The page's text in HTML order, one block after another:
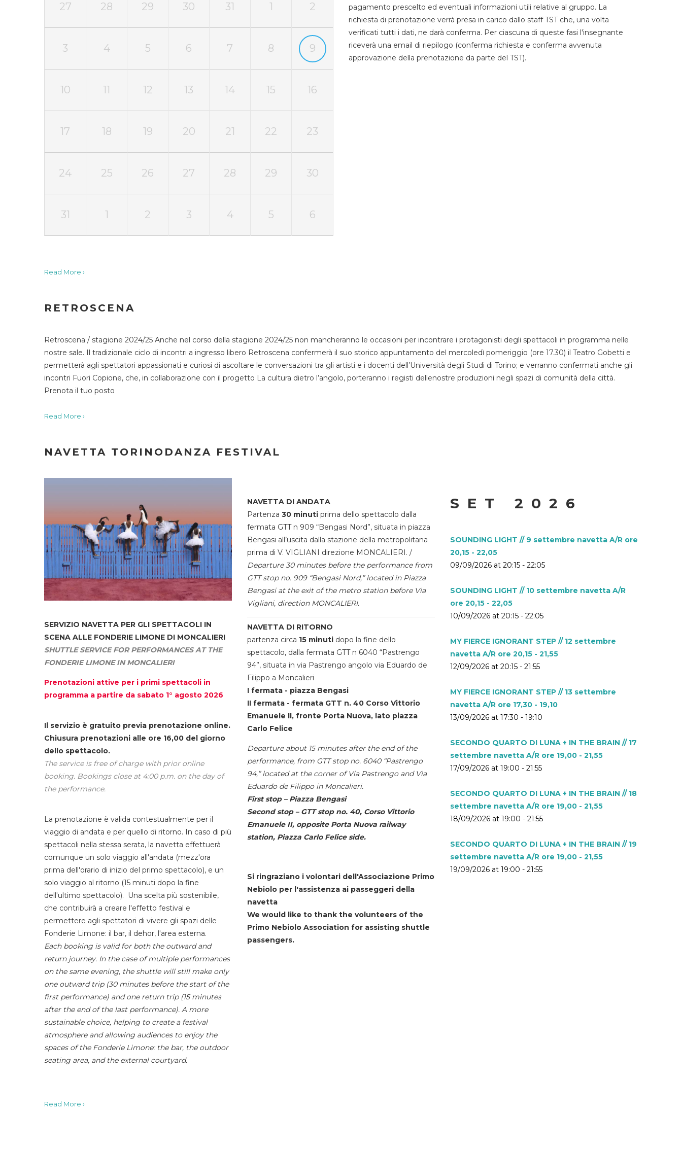
27 28 29 30 31 1 2
3 4 5 6 7 8 9
10 11 12 13 14 15 16
17 18 19 20 21 22 23
24 25 26 27 28 29 30
31 1 2 3 4 5 6
pagamento prescelto ed eventuali informazioni utili relative al gruppo. La
richiesta di prenotazione verrà presa in carico dallo staff TST che, una volta
verificati tutti i dati, ne darà conferma. Per ciascuna di queste fasi l'insegnante
riceverà una email di riepilogo (conferma richiesta e conferma avvenuta
approvazione della prenotazione da parte del TST).
Read More ›
RETROSCENA
Retroscena / stagione 2024/25 Anche nel corso della stagione 2024/25 non mancheranno le occasioni per incontrare i protagonisti degli spettacoli in programma nelle
nostre sale. Il tradizionale ciclo di incontri a ingresso libero Retroscena confermerà il suo storico appuntamento del mercoledì pomeriggio (ore 17.30) il Teatro Gobetti e
permetterà agli spettatori appassionati e curiosi di ascoltare le conversazioni tra gli artisti e i docenti dell’Università degli Studi di Torino; e verranno confermati anche gli
incontri Fuori Copione, che, in collaborazione con il progetto La cultura dietro l’angolo, porteranno i registi dellenostre produzioni negli spazi di comunità della città.
Prenota il tuo posto
Read More ›
NAVETTA TORINODANZA FESTIVAL
SERVIZIO NAVETTA PER GLI SPETTACOLI IN
SCENA ALLE FONDERIE LIMONE DI MONCALIERI
SHUTTLE SERVICE FOR PERFORMANCES AT THE
FONDERIE LIMONE IN MONCALIERI
Prenotazioni attive per i primi spettacoli in
programma a partire da sabato 1° agosto 2026
Il servizio è gratuito previa prenotazione online.
Chiusura prenotazioni alle ore 16,00 del giorno
dello spettacolo.
The service is free of charge with prior online
booking. Bookings close at 4:00 p.m. on the day of
the performance.
La prenotazione è valida contestualmente per il
viaggio di andata e per quello di ritorno. In caso di più
spettacoli nella stessa serata, la navetta effettuerà
comunque un solo viaggio all'andata (mezz'ora
prima dell'orario di inizio del primo spettacolo), e un
solo viaggio al ritorno (15 minuti dopo la fine
dell'ultimo spettacolo). Una scelta più sostenibile,
che contribuirà a creare l'effetto festival e
permettere agli spettatori di vivere gli spazi delle
Fonderie Limone: il bar, il dehor, l'area esterna.
Each booking is valid for both the outward and
return journey. In the case of multiple performances
on the same evening, the shuttle will still make only
one outward trip (30 minutes before the start of the
first performance) and one return trip (15 minutes
after the end of the last performance). A more
sustainable choice, helping to create a festival
atmosphere and allowing audiences to enjoy the
spaces of the Fonderie Limone: the bar, the outdoor
seating area, and the external courtyard.
NAVETTA DI ANDATA
Partenza 30 minuti prima dello spettacolo dalla
fermata GTT n 909 “Bengasi Nord”, situata in piazza
Bengasi all’uscita dalla stazione della metropolitana
prima di V. VIGLIANI direzione MONCALIERI. /
Departure 30 minutes before the performance from
GTT stop no. 909 “Bengasi Nord,” located in Piazza
Bengasi at the exit of the metro station before Via
Vigliani, direction MONCALIERI.
NAVETTA DI RITORNO
partenza circa 15 minuti dopo la fine dello
spettacolo, dalla fermata GTT n 6040 “Pastrengo
94”, situata in via Pastrengo angolo via Eduardo de
Filippo a Moncalieri
I fermata - piazza Bengasi
II fermata - fermata GTT n. 40 Corso Vittorio
Emanuele II, fronte Porta Nuova, lato piazza
Carlo Felice
Departure about 15 minutes after the end of the
performance, from GTT stop no. 6040 “Pastrengo
94,” located at the corner of Via Pastrengo and Via
Eduardo de Filippo in Moncalieri.
First stop – Piazza Bengasi
Second stop – GTT stop no. 40, Corso Vittorio
Emanuele II, opposite Porta Nuova railway
station, Piazza Carlo Felice side.
Si ringraziano i volontari dell'Associazione Primo
Nebiolo per l'assistenza ai passeggeri della
navetta
We would like to thank the volunteers of the
Primo Nebiolo Association for assisting shuttle
passengers.
SET 2026
SOUNDING LIGHT // 9 settembre navetta A/R ore
20,15 - 22,05
09/09/2026 at 20:15 - 22:05
SOUNDING LIGHT // 10 settembre navetta A/R
ore 20,15 - 22,05
10/09/2026 at 20:15 - 22:05
MY FIERCE IGNORANT STEP // 12 settembre
navetta A/R ore 20,15 - 21,55
12/09/2026 at 20:15 - 21:55
MY FIERCE IGNORANT STEP // 13 settembre
navetta A/R ore 17,30 - 19,10
13/09/2026 at 17:30 - 19:10
SECONDO QUARTO DI LUNA + IN THE BRAIN // 17
settembre navetta A/R ore 19,00 - 21,55
17/09/2026 at 19:00 - 21:55
SECONDO QUARTO DI LUNA + IN THE BRAIN // 18
settembre navetta A/R ore 19,00 - 21,55
18/09/2026 at 19:00 - 21:55
SECONDO QUARTO DI LUNA + IN THE BRAIN // 19
settembre navetta A/R ore 19,00 - 21,55
19/09/2026 at 19:00 - 21:55
Read More ›